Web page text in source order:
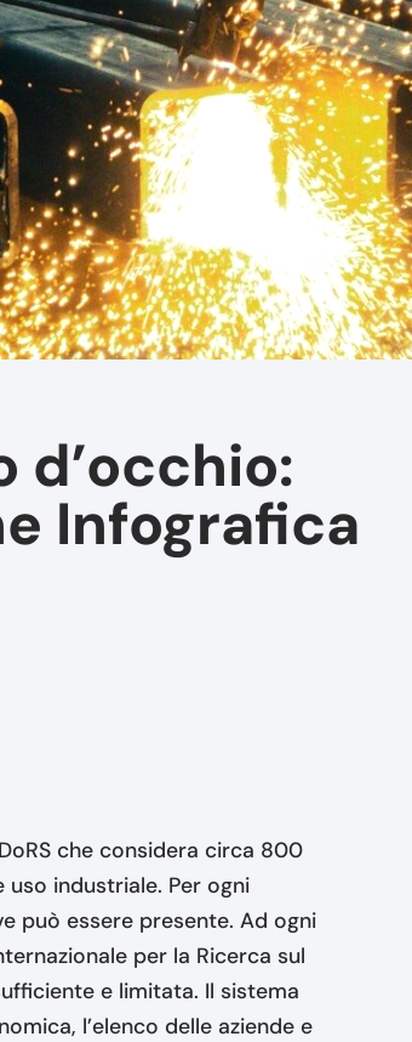
d’occhio:
Infografica
che considera circa 800
industriale. Per ogni
può essere presente. Ad ogni
per la Ricerca sul
e limitata. Il sistema
l’elenco delle aziende e